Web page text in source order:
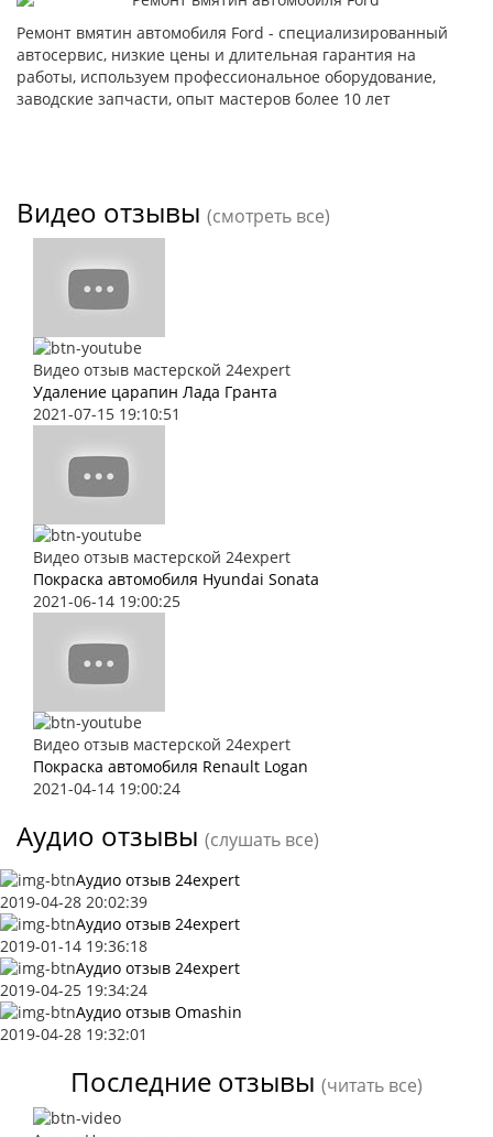
Ремонт вмятин автомобиля Ford - специализированный
автосервис, низкие цены и длительная гарантия на
работы, используем профессиональное оборудование,
заводские запчасти, опыт мастеров более 10 лет
Видео отзывы (смотреть все)
Видео отзыв мастерской 24expert
Удаление царапин Лада Гранта
2021-07-15 19:10:51
Видео отзыв мастерской 24expert
Покраска автомобиля Hyundai Sonata
2021-06-14 19:00:25
Видео отзыв мастерской 24expert
Покраска автомобиля Renault Logan
2021-04-14 19:00:24
Аудио отзывы (слушать все)
Аудио отзыв 24expert
2019-04-28 20:02:39
Аудио отзыв 24expert
2019-01-14 19:36:18
Аудио отзыв 24expert
2019-04-25 19:34:24
Аудио отзыв Omashin
2019-04-28 19:32:01
Последние отзывы (читать все)